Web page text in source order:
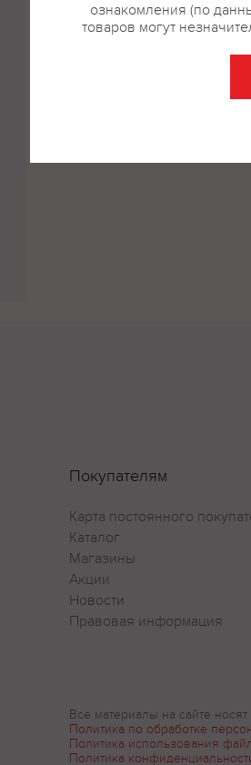
Покупателям
Карта постоянного
Каталог
Магазины
Акции
Новости
Правовая информация
Все материалы на сайте
Политика по обработке
Политика использования
Политика
ознакомления (по
товаров могут